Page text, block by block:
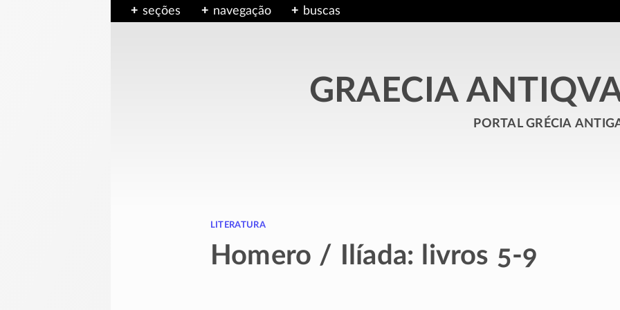
seções navegação buscas
GRAECIA
portal grécia
literatura
Homero / Ilíada: livros 5-9